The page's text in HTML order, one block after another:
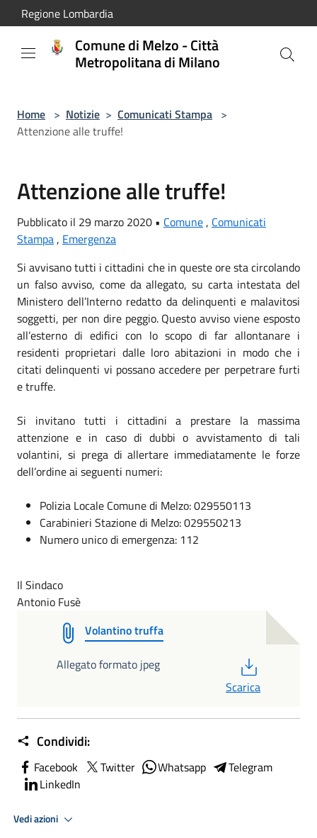
Salta al contenuto principale
Regione Lombardia
Comune di Melzo - Città
Metropolitana di Milano
Home > Notizie > Comunicati Stampa >
Attenzione alle truffe!
Attenzione alle truffe!
Pubblicato il 29 marzo 2020 • Comune, Comunicati
Stampa, Emergenza
Si avvisano tutti i cittadini che in queste ore sta circolando
un falso avviso, come da allegato, su carta intestata del
Ministero dell’Interno redatto da delinquenti e malavitosi
soggetti, per non dire peggio. Questo avviso viene esposto
all’esterno di edifici con lo scopo di far allontanare i
residenti proprietari dalle loro abitazioni in modo che i
citati delinquenti vi possano accedere per perpetrare furti
e truffe.
Si invitano tutti i cittadini a prestare la massima
attenzione e in caso di dubbi o avvistamento di tali
volantini, si prega di allertare immediatamente le forze
dell’ordine ai seguenti numeri:
Polizia Locale Comune di Melzo: 029550113
Carabinieri Stazione di Melzo: 029550213
Numero unico di emergenza: 112
Il Sindaco
Antonio Fusè
Volantino truffa
Allegato formato jpeg
Scarica
Condividi:
Facebook Twitter Whatsapp
Telegram
LinkedIn
Vedi azioni